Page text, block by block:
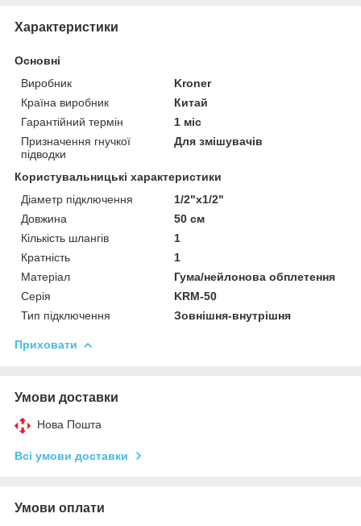
Характеристики
Основні
Виробник
Kroner
Країна виробник
Китай
Гарантійний термін
1 міс
Призначення гнучкої
підводки
Для змішувачів
Користувальницькі характеристики
Діаметр підключення
1/2"x1/2"
Довжина
50 см
Кількість шлангів
1
Кратність
1
Матеріал
Гума/нейлонова обплетення
Серія
KRM-50
Тип підключення
Зовнішня-внутрішня
Приховати
Умови доставки
Нова Пошта
Всі умови доставки
Умови оплати